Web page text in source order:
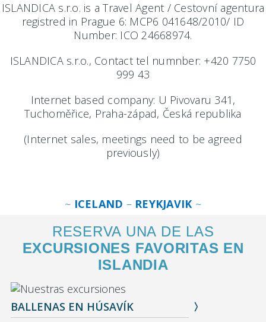
ISLANDICA s.r.o. is a Travel Agent / Cestovní agentura
registred in Prague 6: MCP6 041648/2010/ ID
Number: ICO 24668974.
ISLANDICA s.r.o., Contact tel numnber: +420 7750
999 43
Internet based company: U Pivovaru 341,
Tuchoměřice, Praha-západ, Česká republika
(Internet sales, meetings need to be agreed
previously)
~ ICELAND – REYKJAVIK ~
RESERVA UNA DE LAS
EXCURSIONES FAVORITAS EN
ISLANDIA
BALLENAS EN HÚSAVÍK